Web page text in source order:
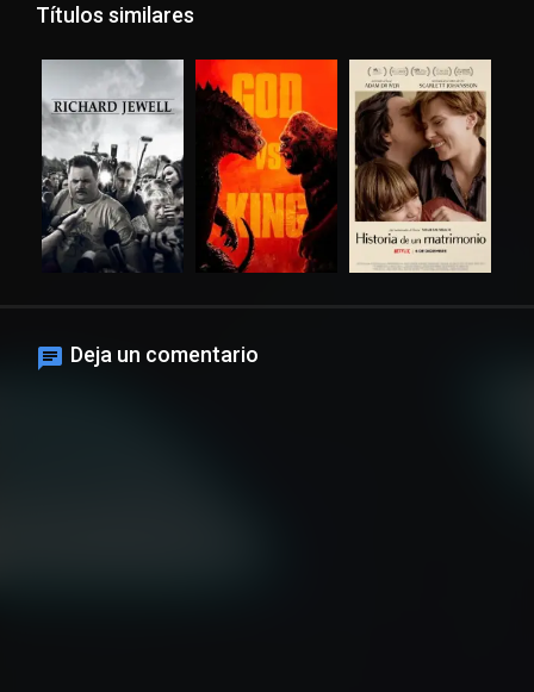
Títulos similares
Deja un comentario